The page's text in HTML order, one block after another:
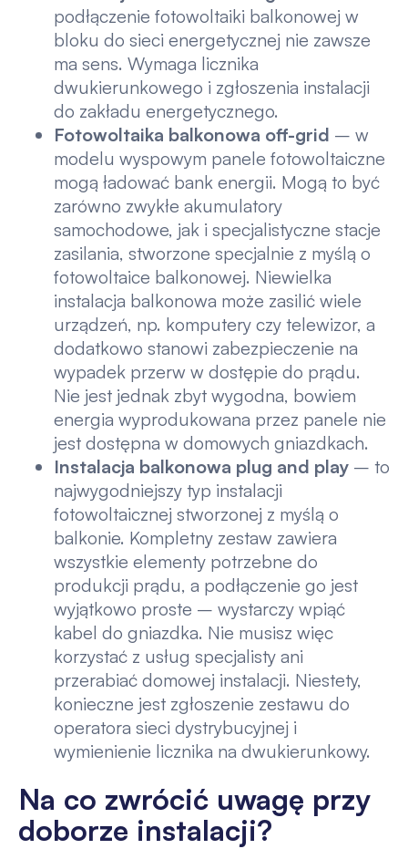
podłączenie fotowoltaiki balkonowej w
bloku do sieci energetycznej nie zawsze
ma sens. Wymaga licznika
dwukierunkowego i zgłoszenia instalacji
do zakładu energetycznego.
Fotowoltaika balkonowa off-grid – w
modelu wyspowym panele fotowoltaiczne
mogą ładować bank energii. Mogą to być
zarówno zwykłe akumulatory
samochodowe, jak i specjalistyczne stacje
zasilania, stworzone specjalnie z myślą o
fotowoltaice balkonowej. Niewielka
instalacja balkonowa może zasilić wiele
urządzeń, np. komputery czy telewizor, a
dodatkowo stanowi zabezpieczenie na
wypadek przerw w dostępie do prądu.
Nie jest jednak zbyt wygodna, bowiem
energia wyprodukowana przez panele nie
jest dostępna w domowych gniazdkach.
Instalacja balkonowa plug and play – to
najwygodniejszy typ instalacji
fotowoltaicznej stworzonej z myślą o
balkonie. Kompletny zestaw zawiera
wszystkie elementy potrzebne do
produkcji prądu, a podłączenie go jest
wyjątkowo proste – wystarczy wpiąć
kabel do gniazdka. Nie musisz więc
korzystać z usług specjalisty ani
przerabiać domowej instalacji. Niestety,
konieczne jest zgłoszenie zestawu do
operatora sieci dystrybucyjnej i
wymienienie licznika na dwukierunkowy.
Na co zwrócić uwagę przy
doborze instalacji?